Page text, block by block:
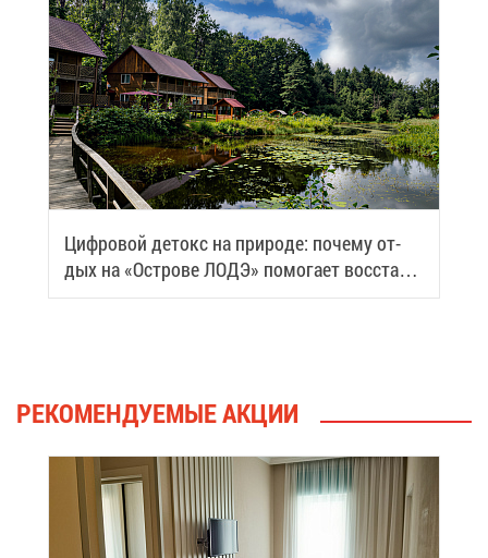
Циф­ро­вой де­токс на при­ро­де: по­че­му от­
дых на «Ост­ро­ве ЛОДЭ» по­мо­га­ет вос­ста­но­
вить си­лы
РЕ­КО­МЕН­ДУ­Е­МЫЕ АК­ЦИИ